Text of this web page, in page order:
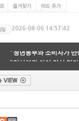
"임산부와 아이 안심 먹거
글리포세이트, 토양 생물다
"고래 똥부터 산불 드론까
"시민이 지키는 지구"…
환경오염의 주범인 혼합 플